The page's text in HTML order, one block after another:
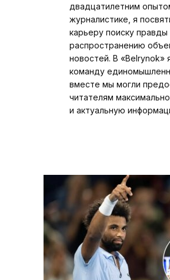
двадцатилетним
журналистике, я
карьеру поиску правды
распространению
новостей. В «Belrynok»
команду
вместе мы могли
читателям
и актуальную